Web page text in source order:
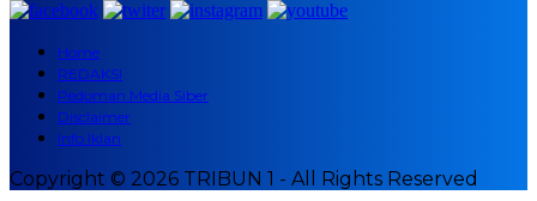
Home
REDAKSI
Pedoman Media Siber
Disclaimer
Info Iklan
Copyright © 2026 TRIBUN 1 - All Rights Reserved